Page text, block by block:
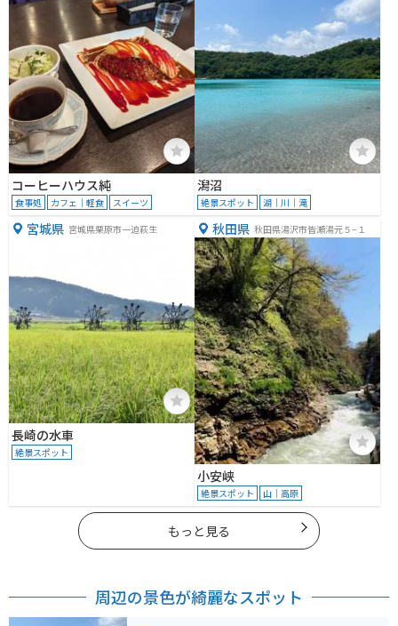
コーヒーハウス純
食事処 カフェ｜軽食 スイーツ
潟沼
絶景スポット 湖｜川｜滝
宮城県 宮城県栗原市一迫萩生
長崎の水車
絶景スポット
秋田県 秋田県湯沢市皆瀬湯元５−１
小安峡
絶景スポット 山｜高原
もっと見る
周辺の景色が綺麗なスポット